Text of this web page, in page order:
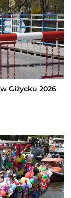
Giżycku 2026